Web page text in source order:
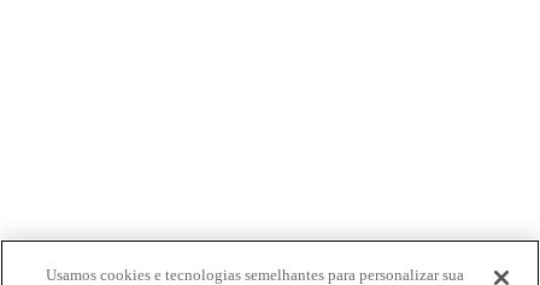
Usamos cookies e tecnologias semelhantes para personalizar sua